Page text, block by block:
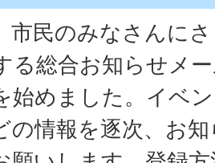
市民のみなさんに
る総合お知らせメ
始めました。イベ
の情報を逐次、お